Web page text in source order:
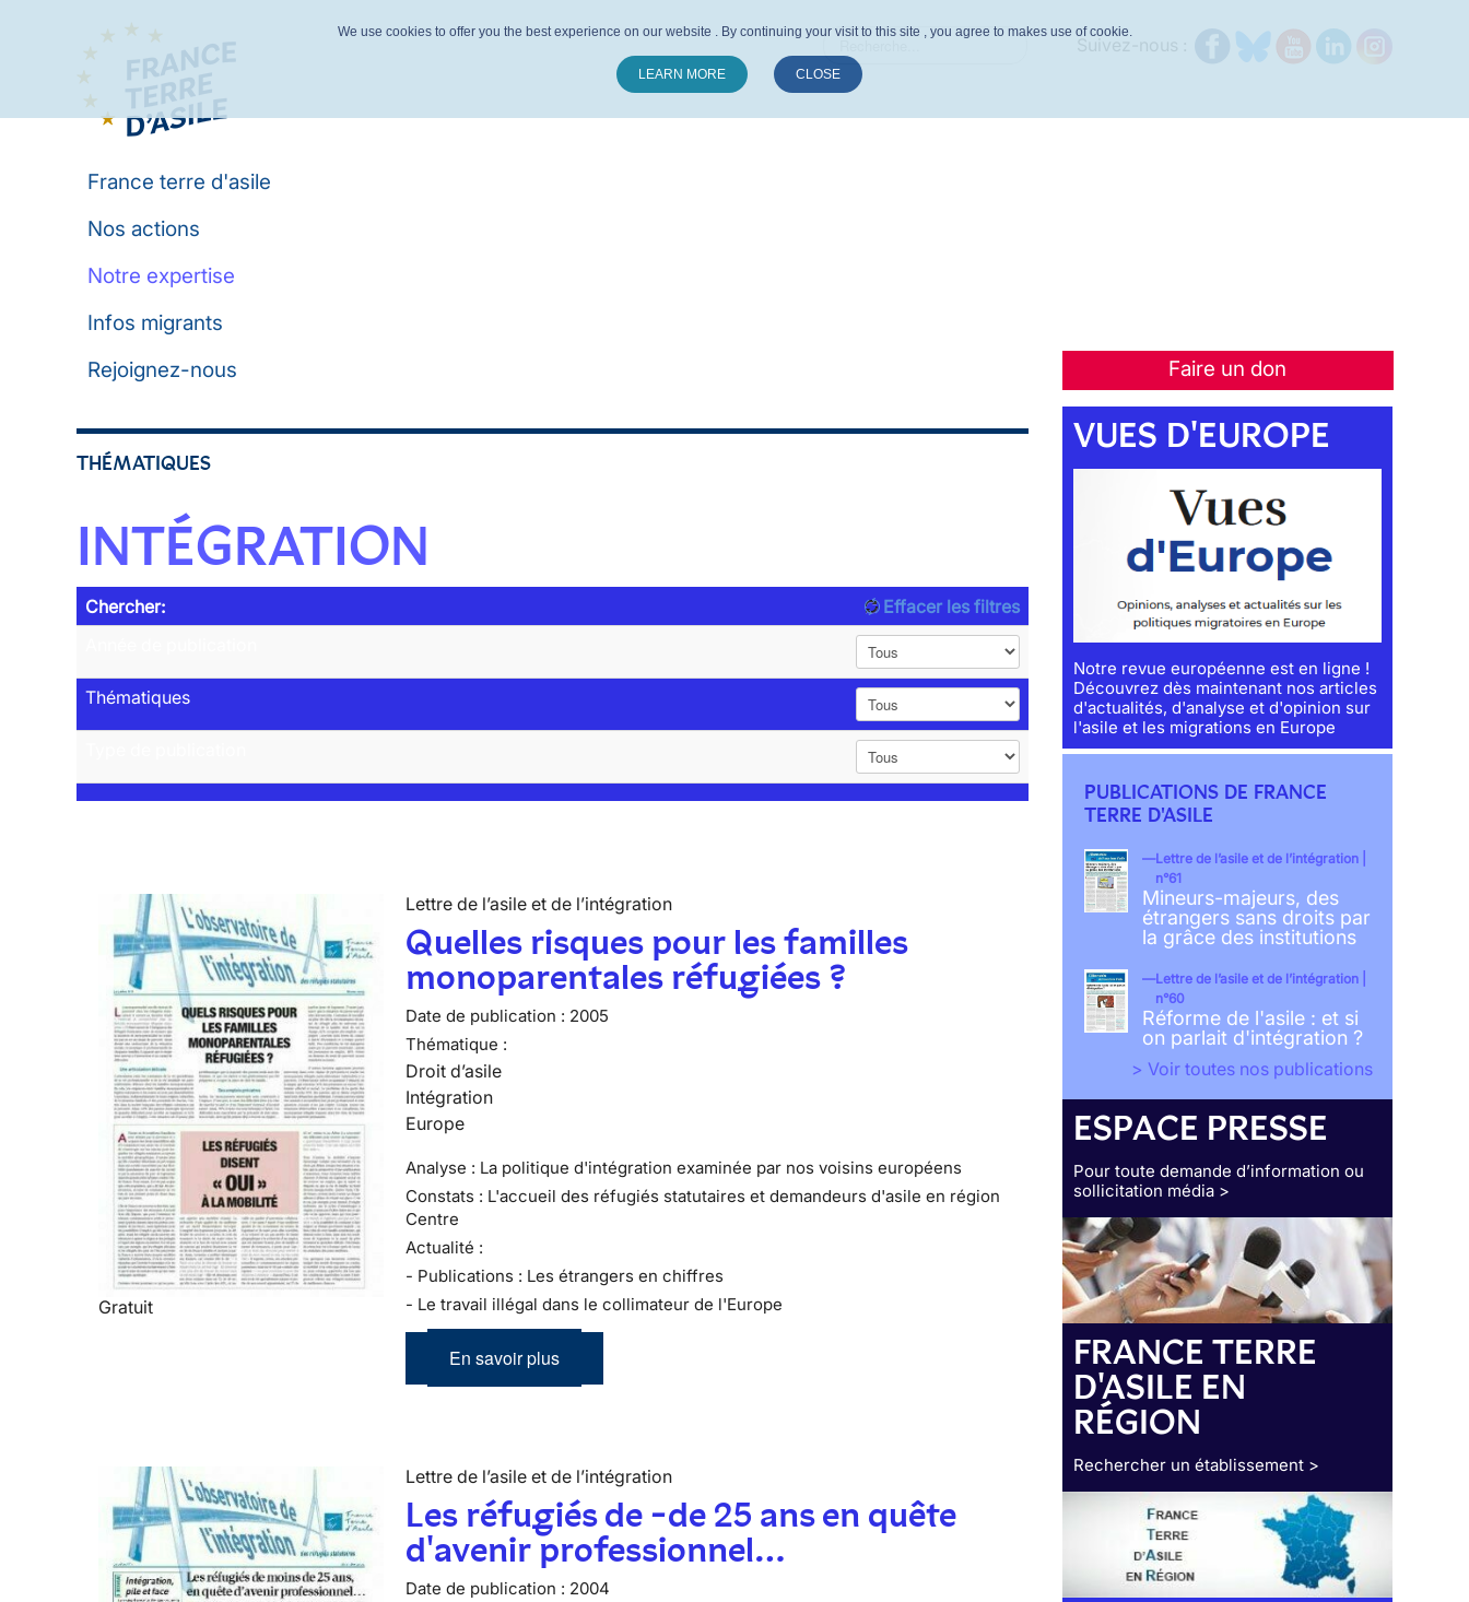
France terre d'asile
Nos actions
Notre expertise
Infos migrants
Faire un don
Rejoignez-nous
THÉMATIQUES
INTÉGRATION
Chercher:
Effacer les filtres
Thématiques
Gratuit
Lettre de l’asile et de l’intégration
Quelles risques pour les familles
monoparentales réfugiées ?
Date de publication : 2005
Thématique :
Droit d’asile
Intégration
Europe
Analyse : La politique d'intégration examinée par nos voisins européens
Constats : L'accueil des réfugiés statutaires et demandeurs d'asile en région
Centre
Actualité :
- Publications : Les étrangers en chiffres
- Le travail illégal dans le collimateur de l'Europe
En savoir plus
Lettre de l’asile et de l’intégration
Les réfugiés de -de 25 ans en quête
d'avenir professionnel…
Date de publication : 2004
VUES D'EUROPE
Notre revue européenne est en ligne !
Découvrez dès maintenant nos articles
d'actualités, d'analyse et d'opinion sur
l'asile et les migrations en Europe
PUBLICATIONS DE FRANCE
TERRE D'ASILE
Lettre de l’asile et de l’intégration |
n°61
Mineurs-majeurs, des
étrangers sans droits par
la grâce des institutions
Lettre de l’asile et de l’intégration |
n°60
Réforme de l'asile : et si
on parlait d'intégration ?
> Voir toutes nos publications
ESPACE PRESSE
Pour toute demande d’information ou
sollicitation média >
FRANCE TERRE
D'ASILE EN
RÉGION
Rechercher un établissement >
We use cookies to offer you the best experience on our website . By continuing your visit to this site , you agree to makes use of cookie.
LEARN MORE CLOSE